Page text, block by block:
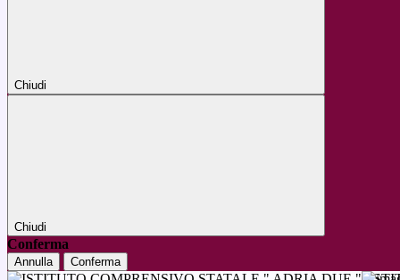
Chiudi
Chiudi
Conferma
Annulla Conferma